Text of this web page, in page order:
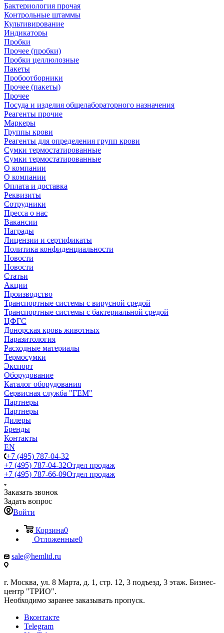
Бактериология прочая
Контрольные штаммы
Культивирование
Индикаторы
Пробки
Прочее (пробки)
Пробки целлюлозные
Пакеты
Пробоотборники
Прочее (пакеты)
Прочее
Посуда и изделия общелабораторного назначения
Реагенты прочие
Маркеры
Группы крови
Реагенты для определения групп крови
Сумки термостатированные
Сумки термостатированные
О компании
О компании
Оплата и доставка
Реквизиты
Сотрудники
Пресса о нас
Вакансии
Награды
Лицензии и сертификаты
Политика конфиденциальности
Новости
Новости
Статьи
Акции
Производство
Транспортные системы с вирусной средой
Транспортные системы с бактериальной средой
ЦФГС
Донорская кровь животных
Паразитология
Расходные материалы
Термосумки
Экспорт
Оборудование
Каталог оборудования
Сервисная служба "ГЕМ"
Партнеры
Партнеры
Дилеры
Бренды
Контакты
EN
+7 (495) 787-04-32
+7 (495) 787-04-32Отдел продаж
+7 (495) 787-66-09Отдел продаж
Заказать звонок
Задать вопрос
Войти
Корзина0
Отложенные0
sale@hemltd.ru
г. Москва, ул. 8 Марта, д. 1, стр. 12, 3 подъезд, 3 этаж. Бизнес-
центр "ТРИО".
Необходимо заранее заказывать пропуск.
Вконтакте
Telegram